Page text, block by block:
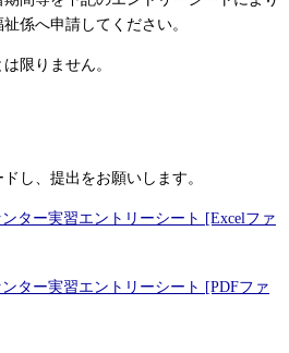
係へ申請してください。
限りません。
し、提出をお願いします。
ター実習エントリーシート [Excelファ
ター実習エントリーシート [PDFファ